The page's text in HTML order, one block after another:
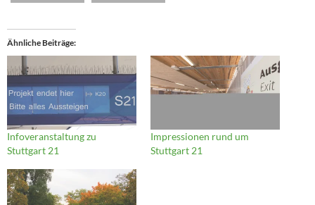
Ähnliche Beiträge
Infoveranstaltung zu
Stuttgart 21
Impressionen rund um
Stuttgart 21